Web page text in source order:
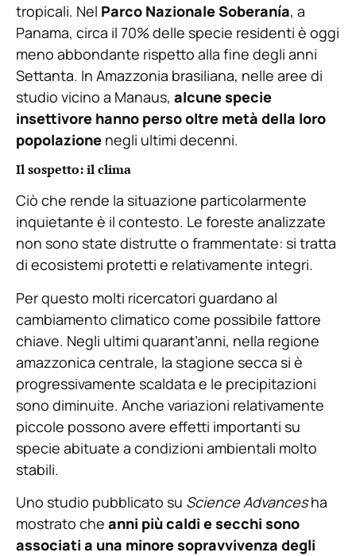
tropicali. Nel Parco Nazionale Soberanía, a
Panama, circa il 70% delle specie residenti è oggi
meno abbondante rispetto alla fine degli anni
Settanta. In Amazzonia brasiliana, nelle aree di
studio vicino a Manaus, alcune specie
insettivore hanno perso oltre metà della loro
popolazione negli ultimi decenni.
Il sospetto: il clima
Ciò che rende la situazione particolarmente
inquietante è il contesto. Le foreste analizzate
non sono state distrutte o frammentate: si tratta
di ecosistemi protetti e relativamente integri.
Per questo molti ricercatori guardano al
cambiamento climatico come possibile fattore
chiave. Negli ultimi quarant’anni, nella regione
amazzonica centrale, la stagione secca si è
progressivamente scaldata e le precipitazioni
sono diminuite. Anche variazioni relativamente
piccole possono avere effetti importanti su
specie abituate a condizioni ambientali molto
stabili.
Uno studio pubblicato su Science Advancesha
mostrato che anni più caldi e secchi sono
associati a una minore sopravvivenza degli